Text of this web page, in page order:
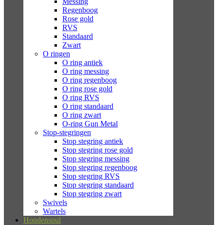
Regenboog
Rose gold
RVS
Standaard
Zwart
O ringen
O ring antiek
O ring messing
O ring regenboog
O ring rose gold
O ring RVS
O ring standaard
O ring zwart
O-ring Gun Metal
Stop-stegringen
Stop stegring antiek
Stop stegring rose gold
Stop stegring messing
Stop stegring regenboog
Stop stegring RVS
Stop stegring standaard
Stop stegring zwart
Swivels
Wartels
Hondenspul